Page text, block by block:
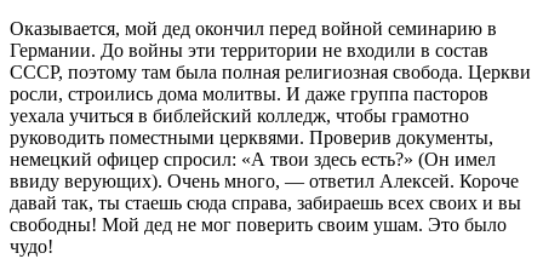
Оказывается, мой дед окончил перед войной семинарию в
Германии. До войны эти территории не входили в состав
СССР, поэтому там была полная религиозная свобода. Церкви
росли, строились дома молитвы. И даже группа пасторов
уехала учиться в библейский колледж, чтобы грамотно
руководить поместными церквями. Проверив документы,
немецкий офицер спросил: «А твои здесь есть?» (Он имел
ввиду верующих). Очень много, — ответил Алексей. Короче
давай так, ты стаешь сюда справа, забираешь всех своих и вы
свободны! Мой дед не мог поверить своим ушам. Это было
чудо!